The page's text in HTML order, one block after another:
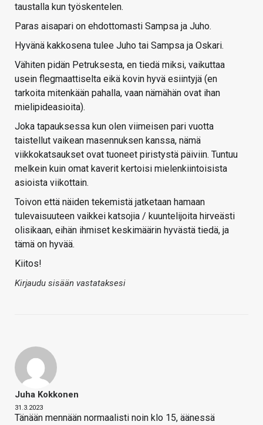
taustalla kun työskentelen.
Paras aisapari on ehdottomasti Sampsa ja Juho.
Hyvänä kakkosena tulee Juho tai Sampsa ja Oskari.
Vähiten pidän Petruksesta, en tiedä miksi, vaikuttaa
usein flegmaattiselta eikä kovin hyvä esiintyjä (en
tarkoita mitenkään pahalla, vaan nämähän ovat ihan
mielipideasioita).
Joka tapauksessa kun olen viimeisen pari vuotta
taistellut vaikean masennuksen kanssa, nämä
viikkokatsaukset ovat tuoneet piristystä päiviin. Tuntuu
melkein kuin omat kaverit kertoisi mielenkiintoisista
asioista viikottain.
Toivon että näiden tekemistä jatketaan hamaan
tulevaisuuteen vaikkei katsojia / kuuntelijoita hirveästi
olisikaan, eihän ihmiset keskimäärin hyvästä tiedä, ja
tämä on hyvää.
Kiitos!
Kirjaudu sisään vastataksesi
Juha Kokkonen
31.3.2023
Tänään mennään normaalisti noin klo 15, äänessä